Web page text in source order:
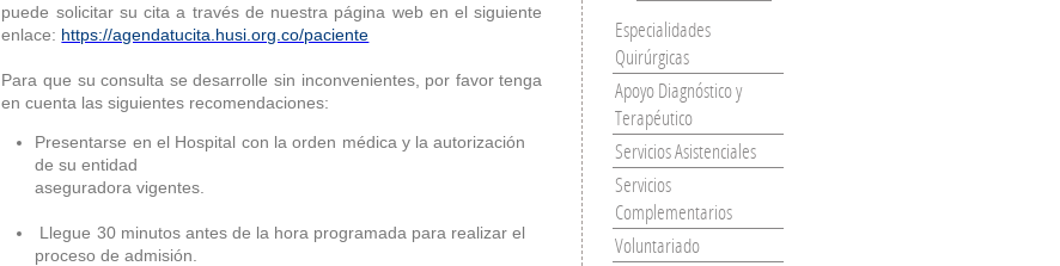
puede solicitar su cita a través de nuestra página web en el siguiente
enlace: https://agendatucita.husi.org.co/paciente
Para que su consulta se desarrolle sin inconvenientes, por favor tenga
en cuenta las siguientes recomendaciones:
Presentarse en el Hospital con la orden médica y la autorización
de su entidad
aseguradora vigentes.
Llegue 30 minutos antes de la hora programada para realizar el
proceso de admisión.
Especialidades
Quirúrgicas
Apoyo Diagnóstico y
Terapéutico
Servicios Asistenciales
Servicios
Complementarios
Voluntariado